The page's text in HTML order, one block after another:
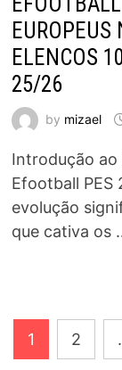
EUROPEUS
ELENCOS
25/26
by mizael
Introdução ao
Efootball PES
evolução
que cativa os
1 2